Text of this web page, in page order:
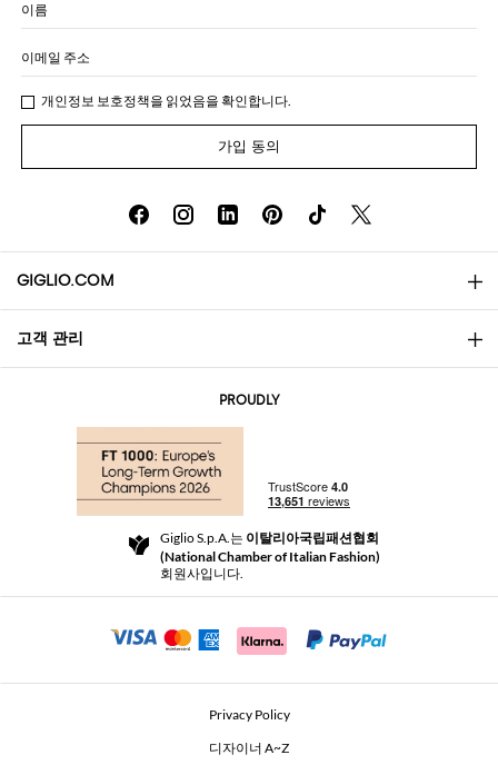
이름
이메일 주소
개인정보 보호정책을 읽었음을 확인합니다.
가입 동의
GIGLIO.COM
소개
Community Store
Beauty Seekers VIP Club
고객 관리
반품 및 환불
For a safe shopping experience
Security Communication
PROUDLY
Giglio S.p.A.는 이탈리아국립패션협회
(National Chamber of Italian Fashion)
회원사입니다.
Privacy Policy
디자이너 A~Z